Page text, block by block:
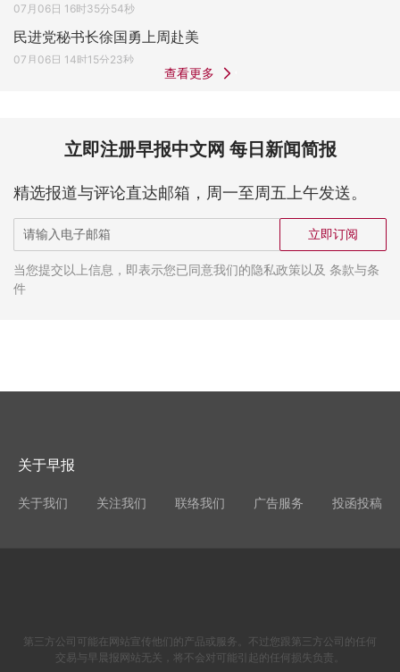
07月06日 16时35分54秒
民进党秘书长徐国勇上周赴美
07月06日 14时15分23秒
查看更多
立即注册早报中文网 每日新闻简报
精选报道与评论直达邮箱，周一至周五上午发送。
立即订阅
当您提交以上信息，即表示您已同意我们的隐私政策以及 条款与条
件
关于早报
关于我们 关注我们 联络我们 广告服务 投函投稿
第三方公司可能在网站宣传他们的产品或服务。不过您跟第三方公司的任何
交易与早晨报网站无关，将不会对可能引起的任何损失负责。